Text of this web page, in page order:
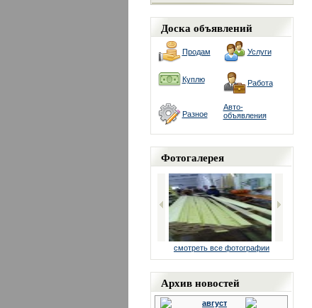
Доска объявлений
Продам Услуги
Куплю Работа
Разное
Авто-
объявления
Фотогалерея
смотреть все фотографии
Архив новостей
август